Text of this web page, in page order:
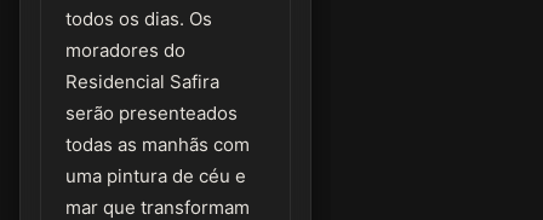
todos os dias. Os
moradores do
Residencial Safira
serão presenteados
todas as manhãs com
uma pintura de céu e
mar que transformam